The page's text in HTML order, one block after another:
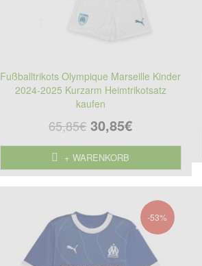
Fußballtrikots Olympique Marseille Kinder
2024-2025 Kurzarm Heimtrikotsatz
kaufen
65,85€ 30,85€
+ WARENKORB
-53%